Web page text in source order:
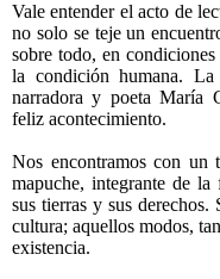
Vale entender el acto de
no solo se teje un
sobre todo, en
la condición humana. La
narradora y poeta María
feliz acontecimiento.
Nos encontramos con un
mapuche, integrante de
sus tierras y sus
cultura; aquellos modos,
existencia.